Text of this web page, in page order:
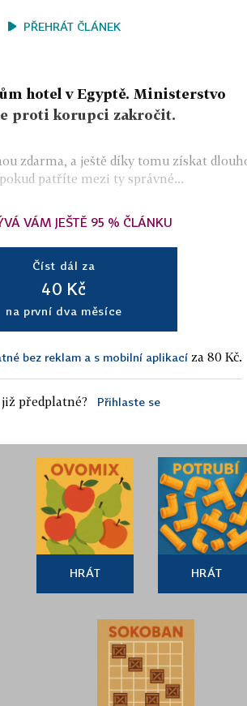
PŘEHRÁT ČLÁNEK
hotel v Egyptě. Ministerstvo
proti korupci zakročit.
zdarma, a ještě díky tomu získat
patříte mezi ty správné...
VÁM JEŠTĚ 95 % ČLÁNKU
Číst dál za
40 Kč
na první dva měsíce
bez reklam a s mobilní aplikací za 80 Kč.
předplatné? Přihlaste se
HRÁT HRÁT